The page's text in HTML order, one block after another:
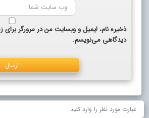
ذخیره نام، ایمیل و وبسایت من در مرورگر برای
دیدگاهی می‌نویسم.